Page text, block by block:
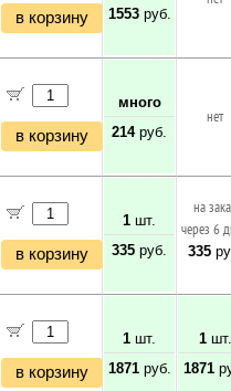
в корзину
1553руб.
в корзину
много
214руб.
нет
в корзину
1 шт.
335 руб.
на
через 6
335
в корзину
1 шт.
1871руб.
1шт.
1871